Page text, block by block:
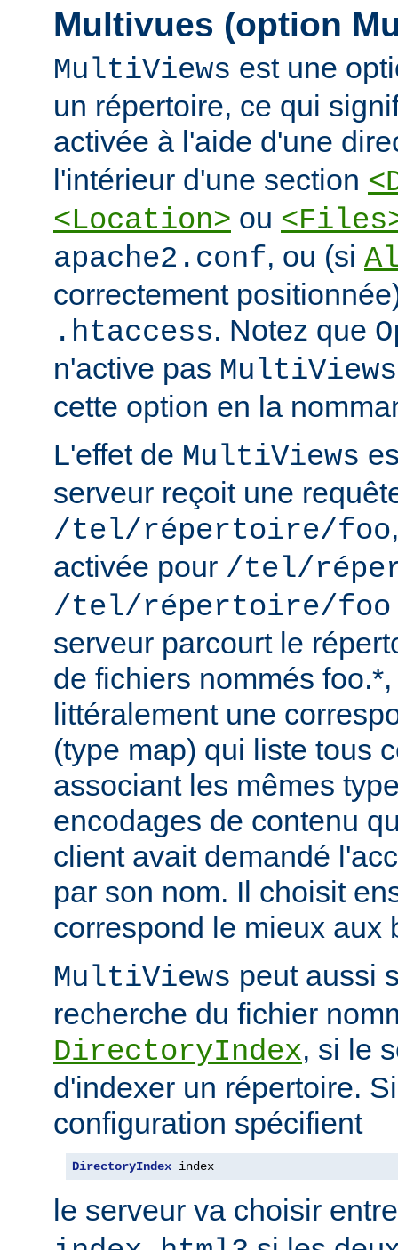
Multivues (option
MultiViews est une
un répertoire, ce qui
activée à l'aide d'une
l'intérieur d'une section
<Location> ou
apache2.conf, ou (si
correctement
.htaccess. Notez que
n'active pas MultiViews
cette option en la
L'effet de MultiViews
serveur reçoit une
/tel/répertoire/foo
activée pour /tel/
/tel/répertoire/foo
serveur parcourt le
de fichiers nommés
littéralement une
(type map) qui liste tous
associant les mêmes
encodages de contenu
client avait demandé
par son nom. Il choisit
correspond le mieux aux
MultiViews peut aussi
recherche du fichier
DirectoryIndex, si le
d'indexer un répertoire.
configuration spécifient
DirectoryIndex index
le serveur va choisir